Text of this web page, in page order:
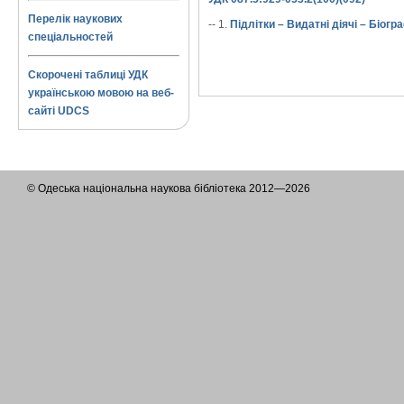
Перелік наукових
спеціальностей
Скорочені таблиці УДК
українською мовою на веб-
сайті UDCS
-- 1. Підлітки – Видатні діячі –
© Одеська національна наукова бібліотека 2012—2026